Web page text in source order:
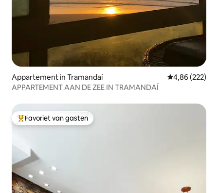
Appartement in Tramandaí Gemiddelde
4,86 (222)
APPARTEMENT AAN DE ZEE IN TRAMANDAÍ
Topfavoriet van gasten
Favoriet van gasten